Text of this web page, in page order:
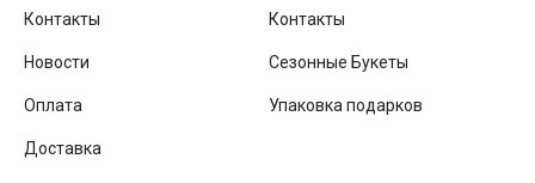
Контакты
Новости
Оплата
Доставка
Контакты
Сезонные Букеты
Упаковка подарков